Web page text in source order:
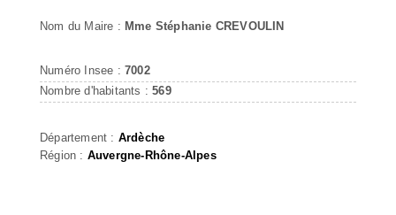
Nom du Maire : Mme Stéphanie CREVOULIN
Numéro Insee : 7002
Nombre d'habitants :569
Département : Ardèche
Région : Auvergne-Rhône-Alpes